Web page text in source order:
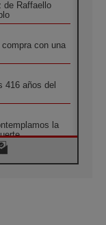
de Raffaello
con una
416 años del
la
de la Madre